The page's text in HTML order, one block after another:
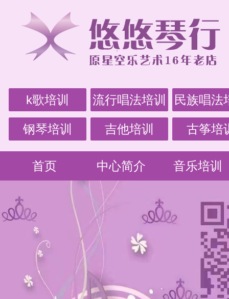
k歌培训 流行唱法培训 民族唱法
钢琴培训 吉他培训 古筝培
首页 中心简介 音乐培训